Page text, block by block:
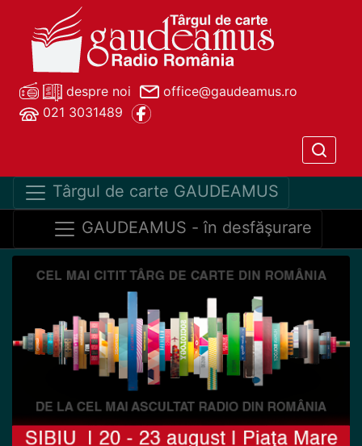
despre noi
office@gaudeamus.ro
021 3031489
Târgul de carte GAUDEAMUS
GAUDEAMUS - în desfăşurare